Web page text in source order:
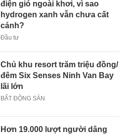
điện gió ngoài khơi, vì sao
hydrogen xanh vẫn chưa cất
cánh?
Đầu tư
Chủ khu resort trăm triệu đồng/
đêm Six Senses Ninh Van Bay
lãi lớn
BẤT ĐỘNG SẢN
Hơn 19.000 lượt người dâng